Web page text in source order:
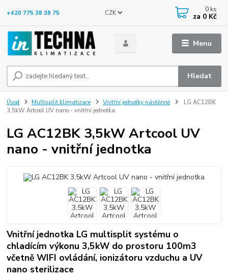
Menu
CZK
Hledat
+420 775 38 38 75 0 ks
za 0 Kč
Úvod Multisplit klimatizace Vnitřní jednotky nástěnné
LG AC12BK
3,5kW Artcool UV nano - vnitřní jednotka
LG AC12BK 3,5kW Artcool UV
nano - vnitřní jednotka
Vnitřní jednotka LG multisplit systému o
chladícím výkonu 3,5kW do prostoru 100m3
včetně WIFI ovládání, ionizátoru vzduchu a UV
nano sterilizace